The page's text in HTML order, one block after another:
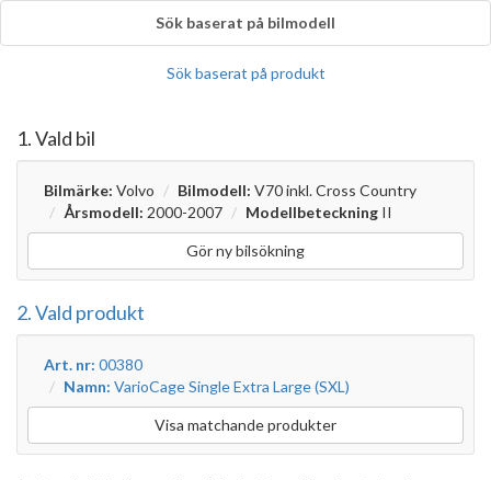
Sök baserat på bilmodell
Sök baserat på produkt
1. Vald bil
Bilmärke: Volvo Bilmodell: V70 inkl. Cross Country
Årsmodell: 2000-2007 Modellbeteckning II
Gör ny bilsökning
2. Vald produkt
Art. nr: 00380
Namn: VarioCage Single Extra Large (SXL)
Visa matchande produkter